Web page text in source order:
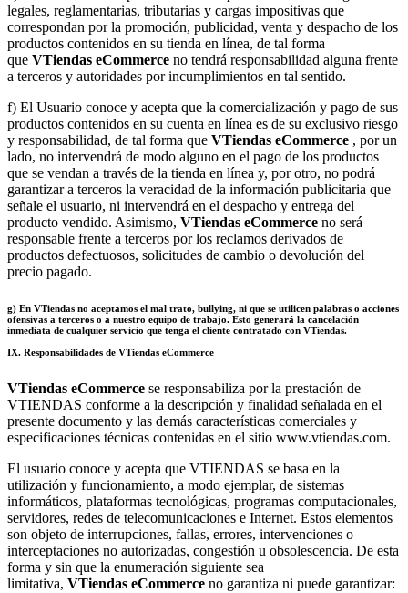
legales, reglamentarias, tributarias y cargas impositivas que
correspondan por la promoción, publicidad, venta y despacho de los
productos contenidos en su tienda en línea, de tal forma
que VTiendas eCommerce no tendrá responsabilidad alguna frente
a terceros y autoridades por incumplimientos en tal sentido.
f) El Usuario conoce y acepta que la comercialización y pago de sus
productos contenidos en su cuenta en línea es de su exclusivo riesgo
y responsabilidad, de tal forma que VTiendas eCommerce , por un
lado, no intervendrá de modo alguno en el pago de los productos
que se vendan a través de la tienda en línea y, por otro, no podrá
garantizar a terceros la veracidad de la información publicitaria que
señale el usuario, ni intervendrá en el despacho y entrega del
producto vendido. Asimismo, VTiendas eCommerce no será
responsable frente a terceros por los reclamos derivados de
productos defectuosos, solicitudes de cambio o devolución del
precio pagado.
g) En VTiendas no aceptamos el mal trato, bullying, ni que se utilicen palabras o acciones
ofensivas a terceros o a nuestro equipo de trabajo. Esto generará la cancelación
inmediata de cualquier servicio que tenga el cliente contratado con VTiendas.
IX. Responsabilidades de VTiendas eCommerce
VTiendas eCommerce se responsabiliza por la prestación de
VTIENDAS conforme a la descripción y finalidad señalada en el
presente documento y las demás características comerciales y
especificaciones técnicas contenidas en el sitio www.vtiendas.com.
El usuario conoce y acepta que VTIENDAS se basa en la
utilización y funcionamiento, a modo ejemplar, de sistemas
informáticos, plataformas tecnológicas, programas computacionales,
servidores, redes de telecomunicaciones e Internet. Estos elementos
son objeto de interrupciones, fallas, errores, intervenciones o
interceptaciones no autorizadas, congestión u obsolescencia. De esta
forma y sin que la enumeración siguiente sea
limitativa, VTiendas eCommerce no garantiza ni puede garantizar: